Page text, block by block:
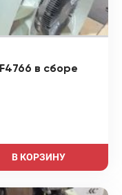
в сборе
В КОРЗИНУ